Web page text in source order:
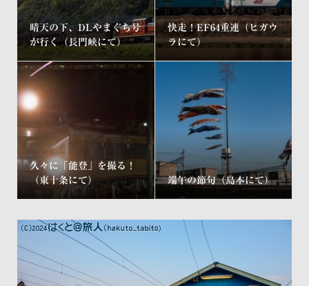
晴天の下、DLやまぐち号
が行く（長門峡にて）
快走！EF64重連（ヒガウ
ラにて）
久々に「能登」を撮る！
（東十条にて）
端午の節句（島本にて）